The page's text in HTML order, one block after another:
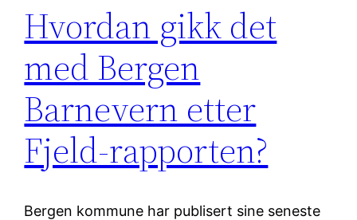
Hvordan gikk det
med Bergen
Barnevern etter
Fjeld-rapporten?
Bergen kommune har publisert sine seneste